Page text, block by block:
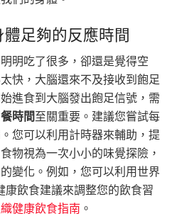
足夠的反應時間
明吃了很多，卻還是覺得空
快，大腦還來不及接收到飽足
進食到大腦發出飽足信號，需
時間至關重要。建議您嘗試每
您可以利用計時器來輔助，提
物視為一次小小的味覺探險，
變化。例如，您可以利用世界
飲食建議來調整您的飲食習
健康飲食指南 。